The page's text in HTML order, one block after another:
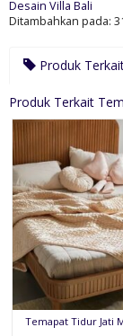
Desain Villa Bali
Ditambahkan pada:
Produk
Produk Terkait
Temapat Tidur Jati